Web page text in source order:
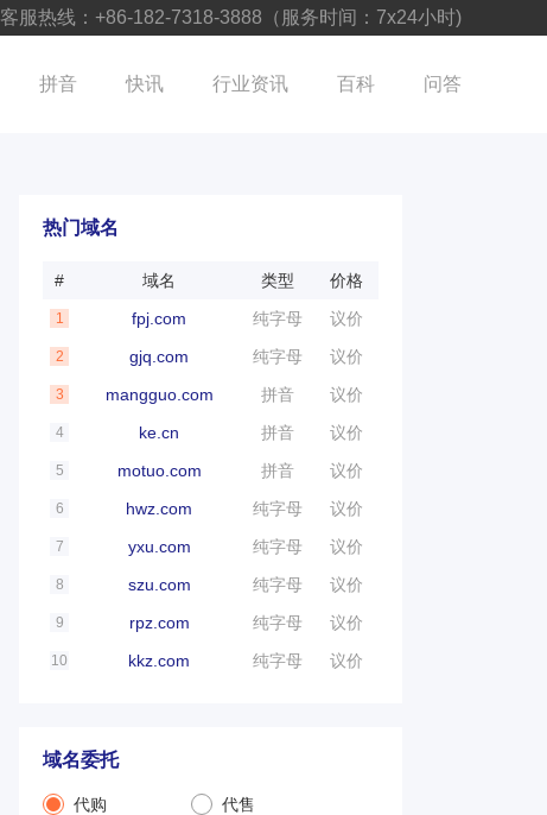
客服热线：+86-182-7318-3888（服务时间：7x24小时)
拼音 快讯 行业资讯 百科 问答
热门域名
# 域名 类型 价格
1 fpj.com 纯字母 议价
2 gjq.com 纯字母 议价
3 mangguo.com 拼音 议价
4 ke.cn 拼音 议价
5 motuo.com 拼音 议价
6 hwz.com 纯字母 议价
7 yxu.com 纯字母 议价
8 szu.com 纯字母 议价
9 rpz.com 纯字母 议价
10 kkz.com 纯字母 议价
域名委托
代购 代售